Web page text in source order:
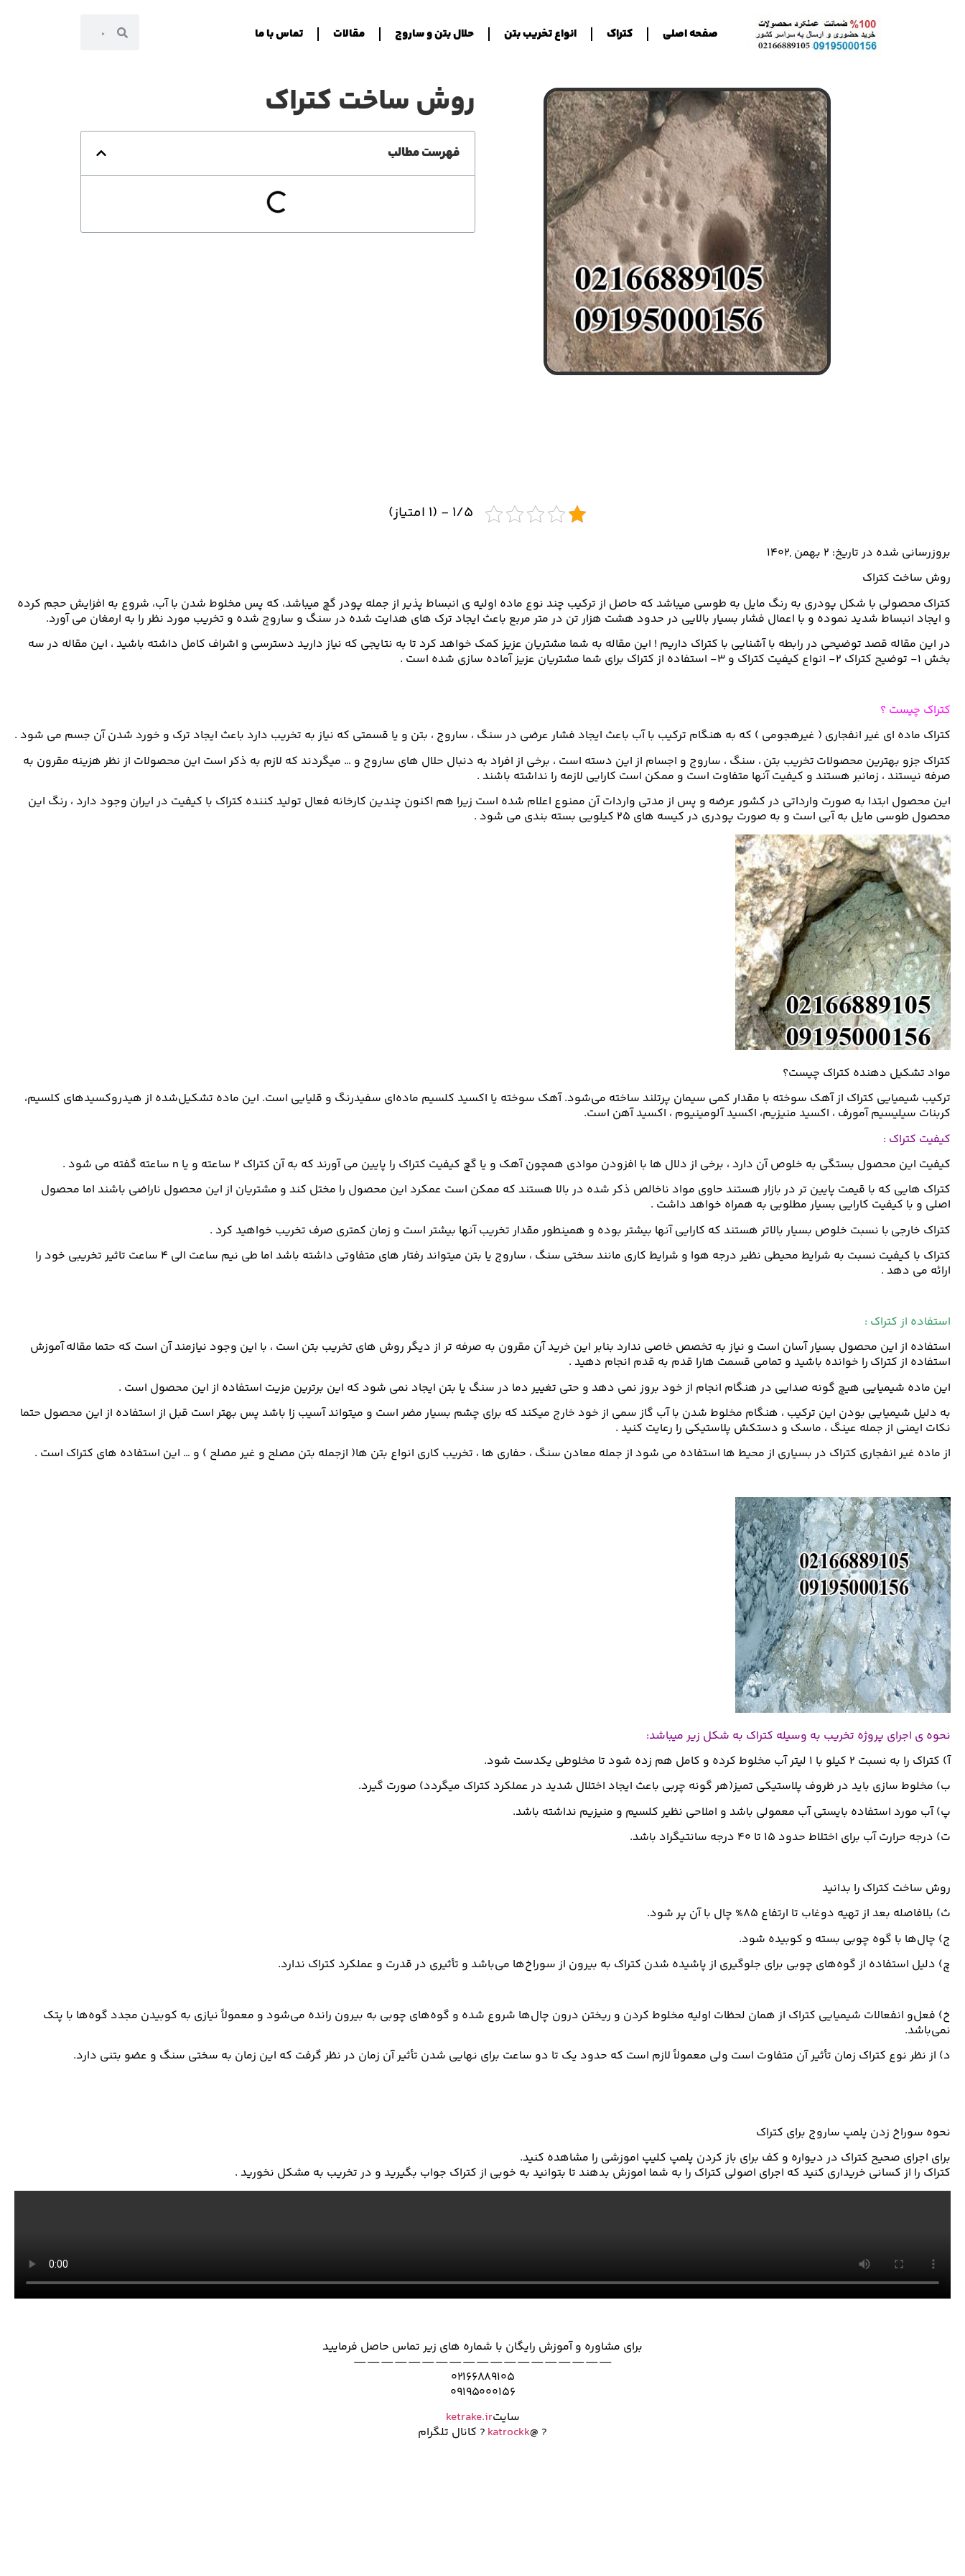
صفحه اصلی کتراک انواع تخریب بتن حلال بتن و ساروج مقالات تماس با ما
روش ساخت کتراک
فهرست مطالب
۱/۵ - (۱ امتیاز)
بروزرسانی شده در تاریخ: ۲ بهمن ,۱۴۰۲
روش ساخت کتراک
کتراک محصولی با شکل پودری به رنگ مایل به طوسی میباشد که حاصل از ترکیب چند نوع ماده اولیه ی انبساط پذیر از جمله پودر گچ میباشد، که پس مخلوط شدن با آب، شروع به افزایش حجم کرده
و ایجاد انبساط شدید نموده و با اعمال فشار بسیار بالایی در حدود هشت هزار تن در متر مربع باعث ایجاد ترک های هدایت شده در سنگ و ساروج شده و تخریب مورد نظر را به ارمغان می آورد.
در این مقاله قصد توضیحی در رابطه با آشنایی با کتراک داریم ! این مقاله به شما مشتریان عزیز کمک خواهد کرد تا به نتایجی که نیاز دارید دسترسی و اشراف کامل داشته باشید ، این مقاله در سه
بخش ۱- توضیح کتراک ۲- انواع کیفیت کتراک و ۳- استفاده از کتراک برای شما مشتریان عزیز آماده سازی شده است .
کتراک چیست ؟
کتراک ماده ای غیر انفجاری ( غیرهجومی ) که به هنگام ترکیب با آب باعث ایجاد فشار عرضی در سنگ ، ساروج ، بتن و یا قسمتی که نیاز به تخریب دارد باعث ایجاد ترک و خورد شدن آن جسم می شود .
کتراک جزو بهترین محصولات تخریب بتن ، سنگ ، ساروج و اجسام از این دسته است ، برخی از افراد به دنبال حلال های ساروج و … میگردند که لازم به ذکر است این محصولات از نظر هزینه مقرون به
صرفه نیستند ، زمانبر هستند و کیفیت آنها متفاوت است و ممکن است کارایی لازمه را نداشته باشند .
این محصول ابتدا به صورت وارداتی در کشور عرضه و پس از مدتی واردات آن ممنوع اعلام شده است زیرا هم اکنون چندین کارخانه فعال تولید کننده کتراک با کیفیت در ایران وجود دارد ، رنگ این
محصول طوسی مایل به آبی است و به صورت پودری در کیسه های ۲۵ کیلویی بسته بندی می شود .
مواد تشکیل دهنده کتراک چیست؟
ترکیب شیمیایی کتراک از آهک سوخته با مقدار کمی سیمان پرتلند ساخته می‌شود. آهک سوخته یا اکسید کلسیم ماده‌ای سفیدرنگ و قلیایی است. این ماده تشکیل‌شده از هیدروکسیدهای کلسیم،
کربنات سیلیسیم آمورف ، اکسید منیزیم، اکسید آلومینیوم ، اکسید آهن است.
کیفیت کتراک :
کیفیت این محصول بستگی به خلوص آن دارد ، برخی از دلال ها با افزودن موادی همچون آهک و یا گچ کیفیت کتراک را پایین می آورند که به آن کتراک ۲ ساعته و یا n ساعته گفته می شود .
کتراک هایی که با قیمت پایین تر در بازار هستند حاوی مواد ناخالص ذکر شده در بالا هستند که ممکن است عمکرد این محصول را مختل کند و مشتریان از این محصول ناراضی باشند اما محصول
اصلی و با کیفیت کارایی بسیار مطلوبی به همراه خواهد داشت .
کتراک خارجی با نسبت خلوص بسیار بالاتر هستند که کارایی آنها بیشتر بوده و همینطور مقدار تخریب آنها بیشتر است و زمان کمتری صرف تخریب خواهید کرد .
کتراک با کیفیت نسبت به شرایط محیطی نظیر درجه هوا و شرایط کاری مانند سختی سنگ ، ساروج یا بتن میتواند رفتار های متفاوتی داشته باشد اما طی نیم ساعت الی ۴ ساعت تاثیر تخریبی خود را
ارائه می دهد .
استفاده از کتراک :
استفاده از این محصول بسیار آسان است و نیاز به تخصص خاصی ندارد بنابر این خرید آن مقرون به صرفه تر از دیگر روش های تخریب بتن است ، با این وجود نیازمند آن است که حتما مقاله آموزش
استفاده از کتراک را خوانده باشید و تمامی قسمت هارا قدم به قدم انجام دهید .
این ماده شیمیایی هیچ گونه صدایی در هنگام انجام از خود بروز نمی دهد و حتی تغییر دما در سنگ یا بتن ایجاد نمی شود که این برترین مزیت استفاده از این محصول است .
به دلیل شیمیایی بودن این ترکیب ، هنگام مخلوط شدن با آب گاز سمی از خود خارج میکند که برای چشم بسیار مضر است و میتواند آسیب زا باشد پس بهتر است قبل از استفاده از این محصول حتما
نکات ایمنی از جمله عینگ ، ماسک و دستکش پلاستیکی را رعایت کنید .
از ماده غیر انفجاری کتراک در بسیاری از محیط ها استفاده می شود از جمله معادن سنگ ، حفاری ها ، تخریب کاری انواع بتن ها( ازجمله بتن مصلح و غیر مصلح ) و … این استفاده های کتراک است .
نحوه ی اجرای پروژه تخریب به وسیله کتراک به شکل زیر میباشد:
آ) کتراک را به نسبت ۲ کیلو با ۱ لیتر آب مخلوط کرده و کامل هم زده شود تا مخلوطی یکدست شود.
ب) مخلوط سازی باید در ظروف پلاستیکی تمیز(هر گونه چربی باعث ایجاد اختلال شدید در عملکرد کتراک میگردد) صورت گیرد.
پ) آب مورد استفاده بایستی آب معمولی باشد و املاحی نظیر کلسیم و منیزیم نداشته باشد.
ت) درجه حرارت آب برای اختلاط حدود ۱۵ تا ۴۰ درجه سانتیگراد باشد.
روش ساخت کتراک را بدانید
ث) بلافاصله بعد از تهیه دوغاب تا ارتفاع ۸۵% چال با آن پر شود.
ج) چال‌ها با گوه چوبی بسته و کوبیده شود.
چ) دلیل استفاده از گوه‌های چوبی برای جلوگیری از پاشیده شدن کتراک به بیرون از سوراخ‌ها می‌باشد و تأثیری در قدرت و عملکرد کتراک ندارد.
خ) فعل‌و انفعالات شیمیایی کتراک از همان لحظات اولیه مخلوط کردن و ریختن درون چال‌ها شروع شده و گوه‌های چوبی به بیرون رانده می‌شود و معمولاً نیازی به کوبیدن مجدد گوه‌ها با پتک
نمی‌باشد.
د) از نظر نوع کتراک زمان تأثیر آن متفاوت است ولی معمولاً لازم است که حدود یک تا دو ساعت برای نهایی شدن تأثیر آن زمان در نظر گرفت که این زمان به سختی سنگ و عضو بتنی دارد.
نحوه سوراخ زدن پلمپ ساروج برای کتراک
برای اجرای صحیح کتراک در دیواره و کف برای باز کردن پلمپ کلیپ اموزشی را مشاهده کنید.
کتراک را از کسانی خریداری کنید که اجرای اصولی کتراک را به شما اموزش بدهند تا بتوانید به خوبی از کتراک جواب بگیرید و در تخریب به مشکل نخورید .
برای مشاوره و آموزش رایگان با شماره های زیر تماس حاصل فرمایید
———————————————————
۰۲۱۶۶۸۸۹۱۰۵
۰۹۱۹۵۰۰۰۱۵۶
سایتketrake.ir
? @
katrockk ? کانال تلگرام